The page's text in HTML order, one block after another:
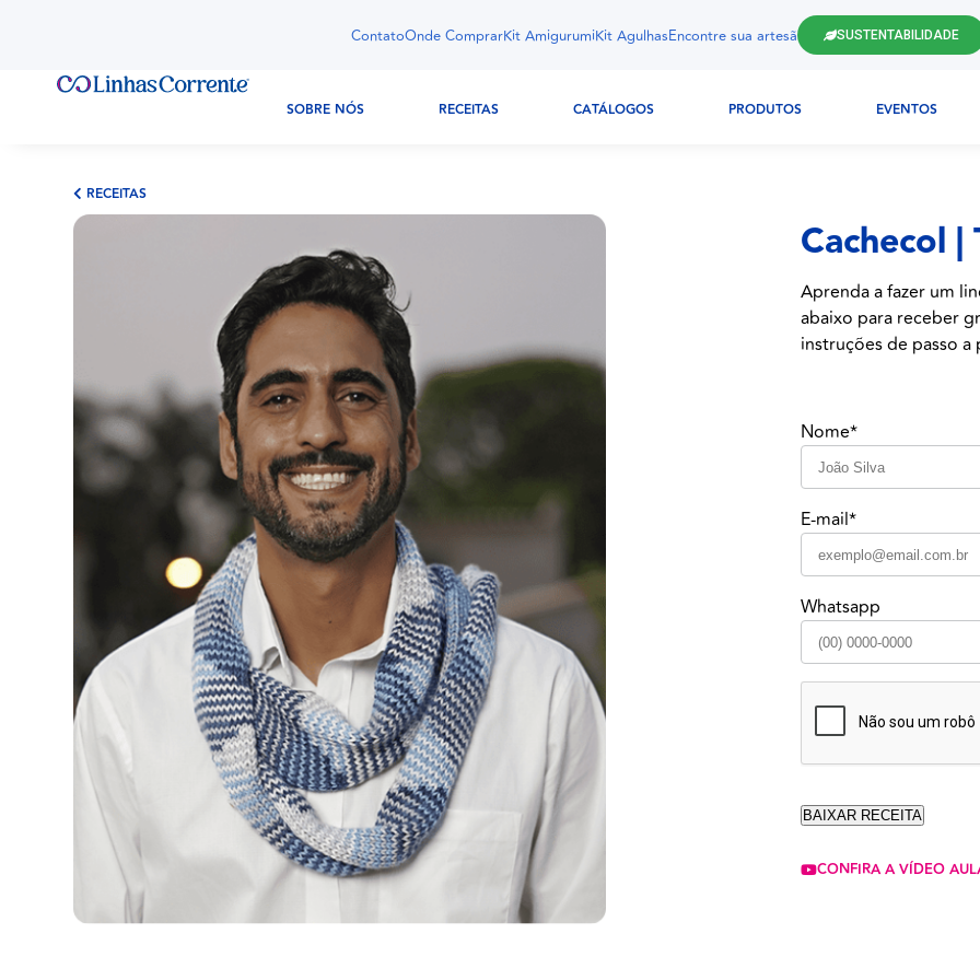
ContatoOnde ComprarKit AmigurumiKit AgulhasEncontre sua artesã SUSTENTABILIDADE
SOBRE NÓS RECEITAS CATÁLOGOS PRODUTOS EVENTOS
RECEITAS
Cachecol |
Aprenda a fazer um
abaixo para receber
instruções de passo a
Nome*
E-mail*
Whatsapp
CONFIRA A VÍDEO